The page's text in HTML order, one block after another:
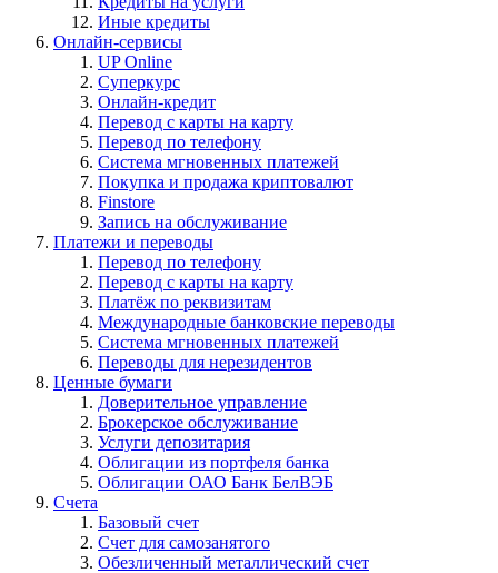
Иные кредиты
Онлайн-сервисы
UP Online
Суперкурс
Онлайн-кредит
Перевод с карты на карту
Перевод по телефону
Система мгновенных платежей
Покупка и продажа криптовалют
Finstore
Запись на обслуживание
Платежи и переводы
Перевод по телефону
Перевод с карты на карту
Платёж по реквизитам
Международные банковские переводы
Система мгновенных платежей
Переводы для нерезидентов
Ценные бумаги
Доверительное управление
Брокерское обслуживание
Услуги депозитария
Облигации из портфеля банка
Облигации ОАО Банк БелВЭБ
Счета
Базовый счет
Счет для самозанятого
Обезличенный металлический счет